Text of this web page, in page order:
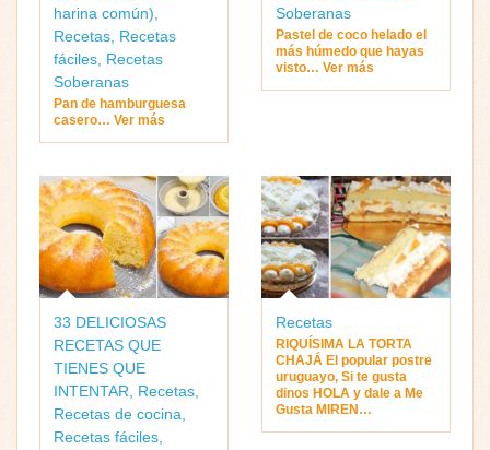
harina común)
Recetas Recetas
fáciles Recetas
Soberanas
Pan de hamburguesa
casero… Ver más
Soberanas
Pastel de coco helado el
más húmedo que hayas
visto… Ver más
33 DELICIOSAS
RECETAS QUE
TIENES QUE
INTENTAR, Recetas,
Recetas de cocina,
Recetas fáciles,
Recetas
RIQUÍSIMA LA TORTA
CHAJÁ El popular postre
uruguayo, Si te gusta
dinos HOLA y dale a Me
Gusta MIREN…